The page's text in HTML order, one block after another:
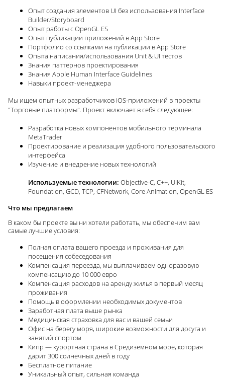
Опыт создания элементов UI без использования Interface
Builder/Storyboard
Опыт работы с OpenGL ES
Опыт публикации приложений в App Store
Портфолио со ссылками на публикации в App Store
Опыта написания/использования Unit & UI тестов
Знания паттернов проектирования
Знания Apple Human Interface Guidelines
Навыки проект-менеджера
Мы ищем опытных разработчиков iOS-приложений в проекты
"Торговые платформы". Проект включает в себя следующее:
Разработка новых компонентов мобильного терминала
MetaTrader
Проектирование и реализация удобного пользовательского
интерфейса
Изучение и внедрение новых технологий
Используемые технологии: Objective-C, C++, UIKit,
Foundation, GCD, TCP, CFNetwork, Core Animation, OpenGL ES
Что мы предлагаем
В каком бы проекте вы ни хотели работать, мы обеспечим вам
самые лучшие условия:
Полная оплата вашего проезда и проживания для
посещения собеседования
Компенсация переезда, мы выплачиваем одноразовую
компенсацию до 10 000 евро
Компенсация расходов на аренду жилья в первый месяц
проживания
Помощь в оформлении необходимых документов
Заработная плата выше рынка
Медицинская страховка для вас и вашей семьи
Офис на берегу моря, широкие возможности для досуга и
занятий спортом
Кипр — курортная страна в Средиземном море, которая
дарит 300 солнечных дней в году
Бесплатное питание
Уникальный опыт, сильная команда